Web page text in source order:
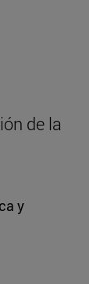
de la
y